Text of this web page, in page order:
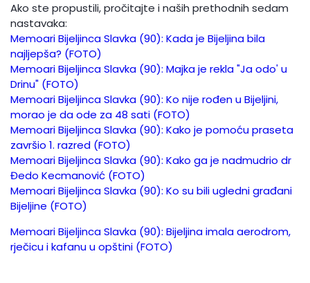
Ako ste propustili, pročitajte i naših prethodnih sedam
nastavaka:
Memoari Bijeljinca Slavka (90): Kada je Bijeljina bila
najljepša? (FOTO)
Memoari Bijeljinca Slavka (90): Majka je rekla "Ja odo' u
Drinu" (FOTO)
Memoari Bijeljinca Slavka (90): Ko nije rođen u Bijeljini,
morao je da ode za 48 sati (FOTO)
Memoari Bijeljinca Slavka (90): Kako je pomoću praseta
završio 1. razred (FOTO)
Memoari Bijeljinca Slavka (90): Kako ga je nadmudrio dr
Đedo Kecmanović (FOTO)
Memoari Bijeljinca Slavka (90): Ko su bili ugledni građani
Bijeljine (FOTO)
Memoari Bijeljinca Slavka (90): Bijeljina imala aerodrom,
rječicu i kafanu u opštini (FOTO)